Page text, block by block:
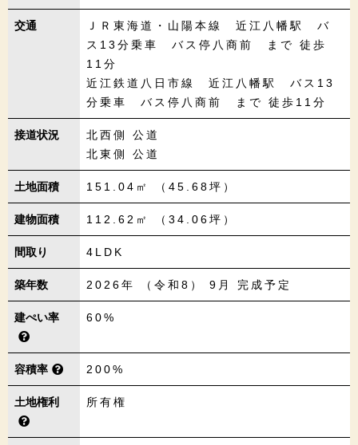
交通
ＪＲ東海道・山陽本線 近江八幡駅 バ
ス13分乗車 バス停八商前 まで 徒歩
11分
近江鉄道八日市線 近江八幡駅 バス13
分乗車 バス停八商前 まで 徒歩11分
接道状況
北西側 公道
北東側 公道
土地面積 151.04㎡ （45.68坪）
建物面積 112.62㎡ （34.06坪）
間取り 4LDK
築年数 2026年 （令和8） 9月 完成予定
建ぺい率 60%
容積率 200%
土地権利 所有権